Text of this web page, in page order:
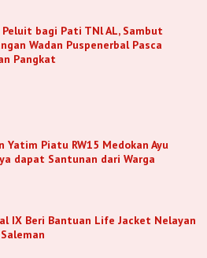
bagi Pati TNl AL, Sambut
Wadan Puspenerbal Pasca
Pangkat
Yatim Piatu RW15 Medokan Ayu
dapat Santunan dari Warga
IX Beri Bantuan Life Jacket Nelayan